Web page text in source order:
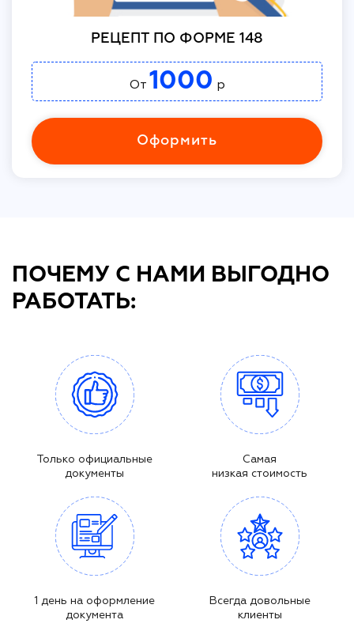
РЕЦЕПТ ПО ФОРМЕ 148
От 1000 р
Оформить
ПОЧЕМУ С НАМИ ВЫГОДНО
РАБОТАТЬ:
Только официальные
документы
Самая
низкая стоимость
1 день на оформление
документа
Всегда довольные
клиенты